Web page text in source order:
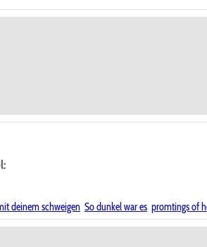
deinem schweigen So dunkel war es promtings of